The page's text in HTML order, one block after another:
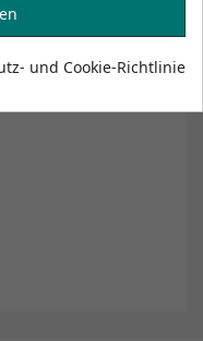
und Cookie-Richtlinie